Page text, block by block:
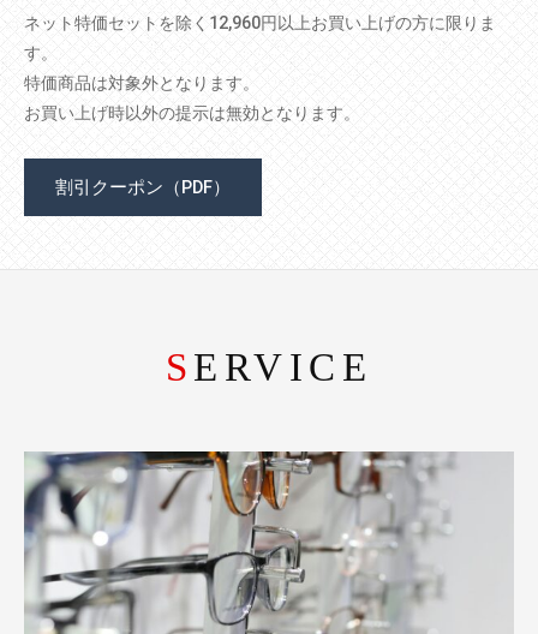
ネット特価セットを除く12,960円以上お買い上げの方に限りま
す。
特価商品は対象外となります。
お買い上げ時以外の提示は無効となります。
割引クーポン（PDF）
SERVICE